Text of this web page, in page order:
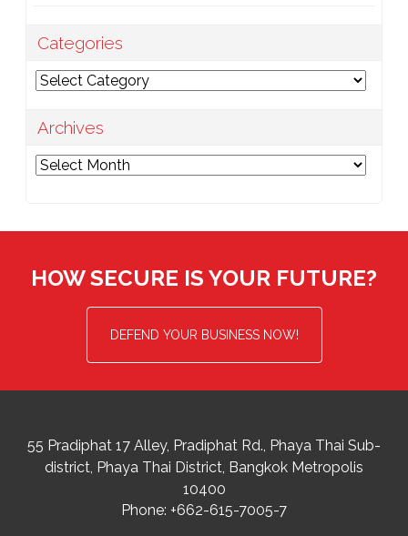
Categories
Categories
Archives
Archives
HOW SECURE IS YOUR FUTURE?
DEFEND YOUR BUSINESS NOW!
55 Pradiphat 17 Alley, Pradiphat Rd., Phaya Thai Sub-
district Phaya Thai District, Bangkok Metropolis
10400
Phone: +662-615-7005-7